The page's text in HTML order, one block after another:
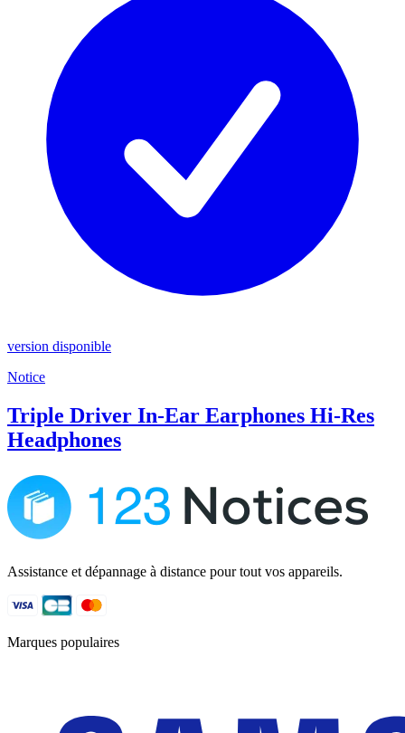
version disponible
Notice
Triple Driver In-Ear Earphones Hi-Res
Headphones
Assistance et dépannage à distance pour tout vos appareils.
Marques populaires